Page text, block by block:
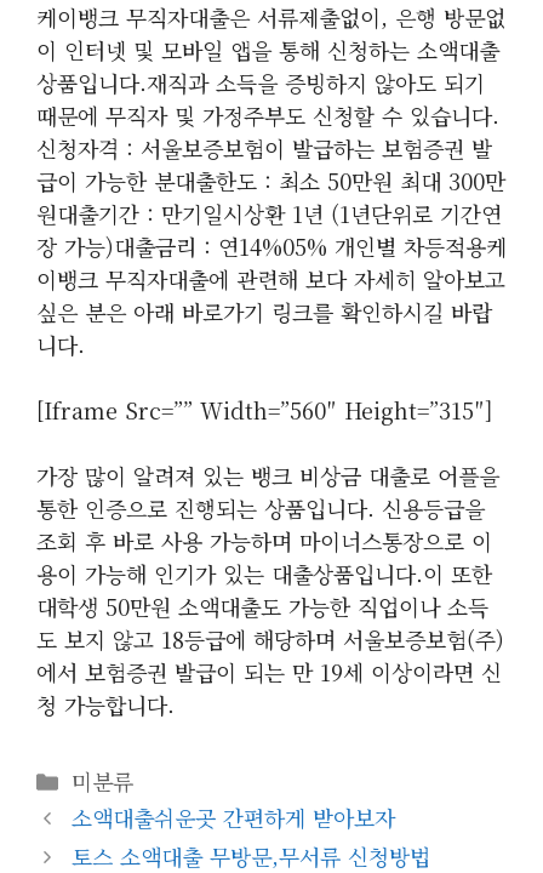
케이뱅크 무직자대출은 서류제출없이, 은행 방문없
이 인터넷 및 모바일 앱을 통해 신청하는 소액대출
상품입니다.재직과 소득을 증빙하지 않아도 되기
때문에 무직자 및 가정주부도 신청할 수 있습니다.
신청자격 : 서울보증보험이 발급하는 보험증권 발
급이 가능한 분대출한도 : 최소 50만원 최대 300만
원대출기간 : 만기일시상환 1년 (1년단위로 기간연
장 가능)대출금리 : 연14%05% 개인별 차등적용케
이뱅크 무직자대출에 관련해 보다 자세히 알아보고
싶은 분은 아래 바로가기 링크를 확인하시길 바랍
니다.
[iframe Src=”” Width=”560″ Height=”315″]
가장 많이 알려져 있는 뱅크 비상금 대출로 어플을
통한 인증으로 진행되는 상품입니다. 신용등급을
조회 후 바로 사용 가능하며 마이너스통장으로 이
용이 가능해 인기가 있는 대출상품입니다.이 또한
대학생 50만원 소액대출도 가능한 직업이나 소득
도 보지 않고 18등급에 해당하며 서울보증보험(주)
에서 보험증권 발급이 되는 만 19세 이상이라면 신
청 가능합니다.
카
테
고
미분류
소액대출쉬운곳 간편하게 받아보자
토스 소액대출 무방문,무서류 신청방법